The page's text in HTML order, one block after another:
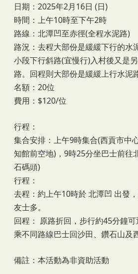
日期：2025年2月16日 (日)
時間：上午10時至下午2時
路線：北潭凹至赤徑(全程水泥路)
路況：去程大部份是緩緩下行的水
小段下行斜路(宜慢行)入村後又是
路。回程則大部份是緩緩上行水泥路
名額：20位
費用：$120/位
行程：
集合安排：上午9時集合(西貢市中
知館前空地)，9時25分坐巴士前往
石碼頭)
行程：
去程：約上午10時於 北潭凹 出發
友士多。
回程： 原路折回，步行約45分鐘
乘不同路線巴士回沙田、鑽石山及
備註：本活動為非資助活動